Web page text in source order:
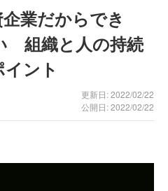
業だからでき
組織と人の持続
ント
更新日: 2022/02/22
公開日: 2022/02/22